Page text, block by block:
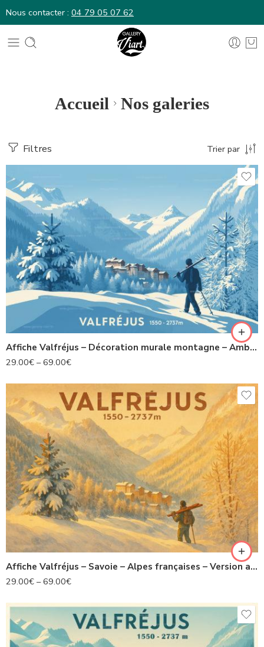
Nous contacter : 04 79 05 07 62
Accueil Nos galeries
Filtres Trier par
Affiche Valfréjus – Décoration murale montagne – Ambiance hivernale
29.00€ –69.00€
Affiche Valfréjus – Savoie – Alpes françaises – Version artistique
29.00€ –69.00€